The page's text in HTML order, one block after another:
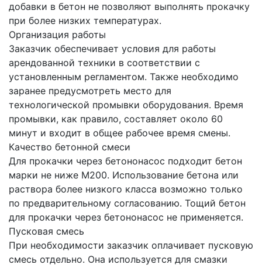
добавки в бетон не позволяют выполнять прокачку
при более низких температурах.
Организация работы
Заказчик обеспечивает условия для работы
арендованной техники в соответствии с
установленным регламентом. Также необходимо
заранее предусмотреть место для
технологической промывки оборудования. Время
промывки, как правило, составляет около 60
минут и входит в общее рабочее время смены.
Качество бетонной смеси
Для прокачки через бетононасос подходит бетон
марки не ниже М200. Использование бетона или
раствора более низкого класса возможно только
по предварительному согласованию. Тощий бетон
для прокачки через бетононасос не применяется.
Пусковая смесь
При необходимости заказчик оплачивает пусковую
смесь отдельно. Она используется для смазки